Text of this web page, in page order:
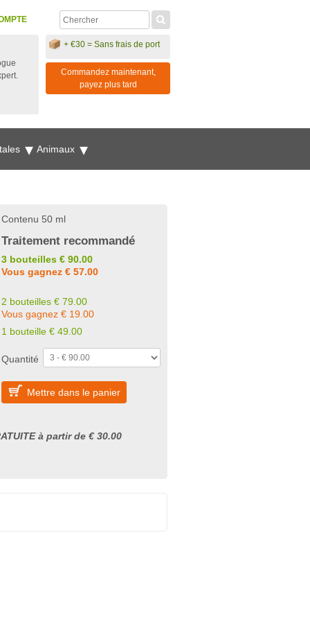
+ €30 = Sans frais de port
Commandez maintenant,
payez plus tard
Animaux
Contenu 50 ml
Traitement recommandé
3 bouteilles € 90.00
Vous gagnez € 57.00
2 bouteilles € 79.00
Vous gagnez € 19.00
1 bouteille € 49.00
Quantité
Mettre dans le panier
à partir de € 30.00